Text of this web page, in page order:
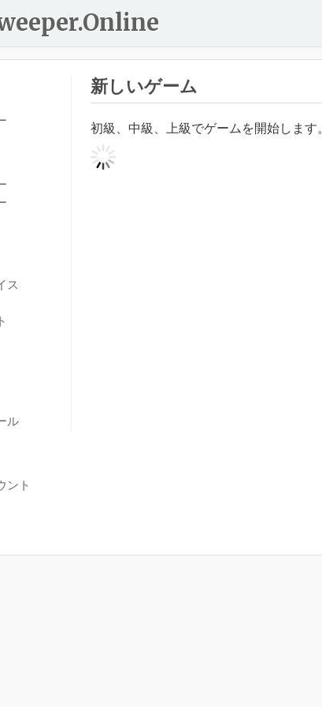
ス
ル
ント
新しいゲーム
初級、中級、上級でゲームを開始します。